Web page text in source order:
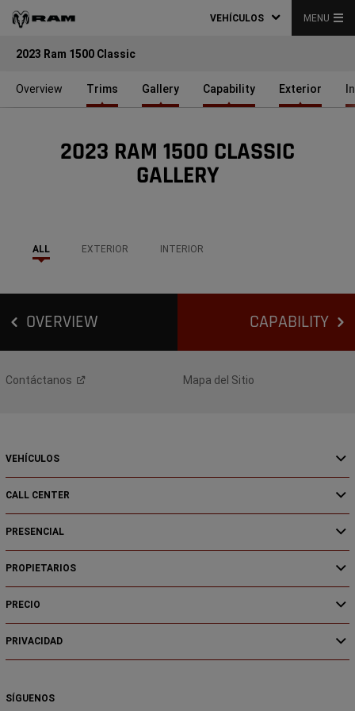
VEHÍCULOS MENU
2023 Ram 1500 Classic
Overview Trims Gallery Capability Exterior
2023 RAM 1500 CLASSIC
GALLERY
ALL EXTERIOR INTERIOR
OVERVIEW CAPABILITY
Contáctanos Mapa del Sitio
VEHÍCULOS
CALL CENTER
PRESENCIAL
PROPIETARIOS
PRECIO
PRIVACIDAD
SÍGUENOS